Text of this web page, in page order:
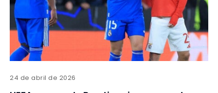
24 de abril de 2026